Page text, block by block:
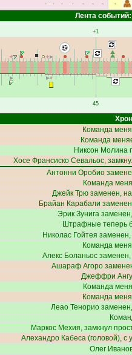
- - - - - - -
-
Лента событий:
+1
45
Команда
Команда
Никсон Молина
Хосе Франсиско Севальос,
Антонни Оробио
Команда
Джейк Трюзаменен,
Брайан Карабали
Эрик Зунига
Штрафные теперь
Николас Гойтея
Команда
Алекс Боланьосзаменен,
Ашараф Агоро
Джеффри
Команда
Команда
Леао Тенорио
Маркос Мехия, замкнул
Алехандро Кабеса (головой), с
Олег